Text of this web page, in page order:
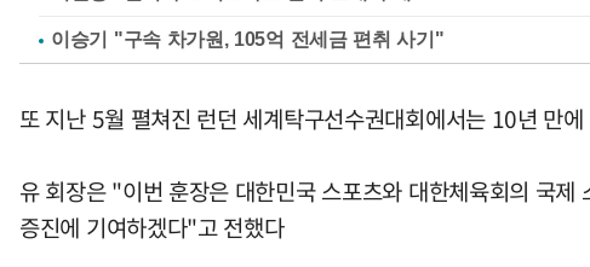
이승기 "구속 차가원, 105억 전세금 편취 사기"
또 지난 5월 펼쳐진 런던 세계탁구선수권대회에서는 10년 만
유 회장은 "이번 훈장은 대한민국 스포츠와 대한체육회의 국
증진에 기여하겠다"고 전했다